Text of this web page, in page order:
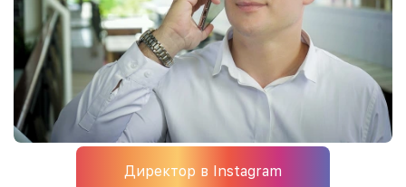
Директор в Instagram